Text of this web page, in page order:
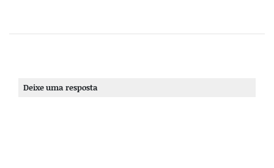
Deixe uma resposta